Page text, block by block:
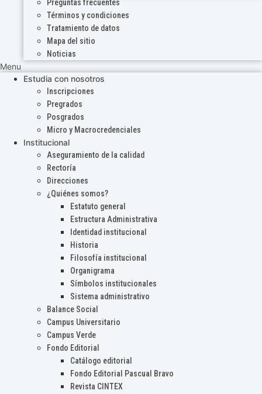
Preguntas frecuentes
Términos y condiciones
Tratamiento de datos
Mapa del sitio
Noticias
Menu
Estudia con nosotros
Inscripciones
Pregrados
Posgrados
Micro y Macrocredenciales
Institucional
Aseguramiento de la calidad
Rectoría
Direcciones
¿Quiénes somos?
Estatuto general
Estructura Administrativa
Identidad institucional
Historia
Filosofía institucional
Organigrama
Símbolos institucionales
Sistema administrativo
Balance Social
Campus Universitario
Campus Verde
Fondo Editorial
Catálogo editorial
Fondo Editorial Pascual Bravo
Revista CINTEX